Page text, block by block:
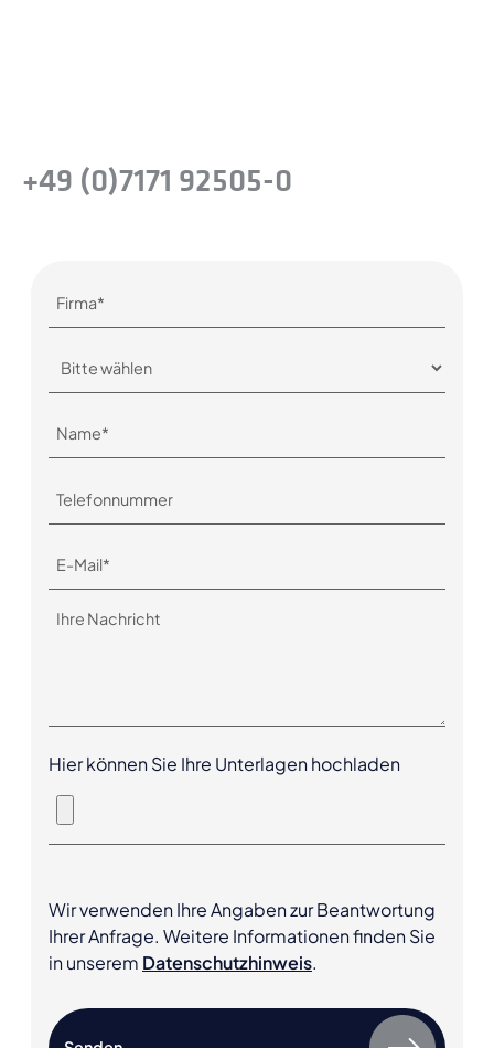
+49 (0)7171 92505-0
Hier können Sie Ihre Unterlagen hochladen
Wir verwenden Ihre Angaben zur Beantwortung
Ihrer Anfrage. Weitere Informationen finden Sie
in unserem Datenschutzhinweis.